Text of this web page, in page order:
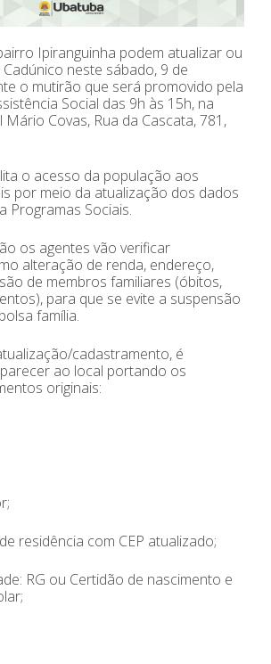
Ipiranguinha podem atualizar ou
neste sábado, 9 de
o mutirão que será promovido pela
Social das 9h às 15h, na
Mário Covas, Rua da Cascata, 781,
o acesso da população aos
por meio da atualização dos dados
Programas Sociais.
os agentes vão verificar
alteração de renda, endereço,
de membros familiares (óbitos,
para que se evite a suspensão
família.
cadastramento, é
ao local portando os
originais:
residência com CEP atualizado;
RG ou Certidão de nascimento e